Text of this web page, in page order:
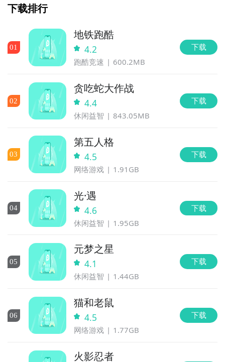
方法二： 下载九游APP，订阅勇者护卫队的开测提醒
步骤1：点击下载九游APP；
步骤2： 进入APP搜索“勇者护卫队”，订阅后可及时接受
活动,礼包,开测和开放下载的提醒；
九游APP
玩新游 上九游
全球好游抢先下 福利礼包免费领
立即下载
方法三： 查看九游开测表
步骤1：在九游开测表中玩家们可以看到当天所有进行开
测的手机游戏，以及最近十天即将进行测试的游戏，有
具体的测试时间以及测试阶段介绍，玩家们可以在这里
查找勇者护卫队的相关公测时间信息!
步骤2：访问地址>>>手游开测表地址
下载排行
01
地铁跑酷
4.2
跑酷竞速 600.2MB
下载
02
贪吃蛇大作战
4.4
休闲益智 843.05MB
下载
03
第五人格
4.5
网络游戏 1.91GB
下载
04
光·遇
4.6
休闲益智 1.95GB
下载
05
元梦之星
4.1
休闲益智 1.44GB
下载
06
猫和老鼠
4.5
网络游戏 1.77GB
下载
火影忍者